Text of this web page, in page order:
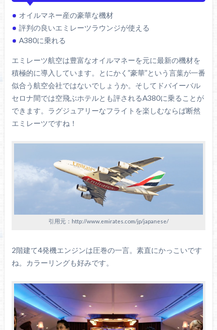
オイルマネー産の豪華な機材
評判の良いエミレーツラウンジが使える
A380に乗れる
エミレーツ航空は豊富なオイルマネーを元に最新の機材を
積極的に導入しています。とにかく”豪華”という言葉が一番
似合う航空会社ではないでしょうか。そしてドバイーバル
セロナ間では空飛ぶホテルとも評されるA380に乗ることが
できます。ラグジュアリーなフライトを楽しむならば断然
エミレーツですね！
引用元：http://www.emirates.com/jp/japanese/
2階建て4発機エンジンは圧巻の一言。素直にかっこいです
ね。カラーリングも好みです。